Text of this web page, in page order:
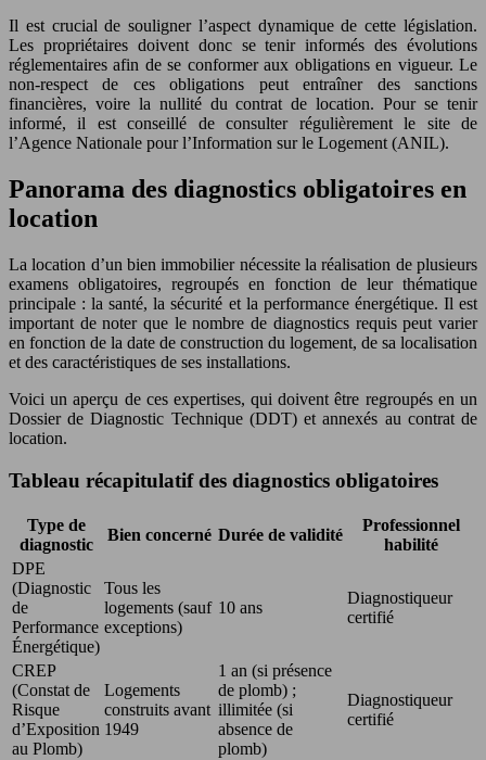
Il est crucial de souligner l’aspect dynamique de cette législation.
Les propriétaires doivent donc se tenir informés des évolutions
réglementaires afin de se conformer aux obligations en vigueur. Le
non-respect de ces obligations peut entraîner des sanctions
financières, voire la nullité du contrat de location. Pour se tenir
informé, il est conseillé de consulter régulièrement le site de
l’Agence Nationale pour l’Information sur le Logement (ANIL).
Panorama des diagnostics obligatoires en
location
La location d’un bien immobilier nécessite la réalisation de plusieurs
examens obligatoires, regroupés en fonction de leur thématique
principale : la santé, la sécurité et la performance énergétique. Il est
important de noter que le nombre de diagnostics requis peut varier
en fonction de la date de construction du logement, de sa localisation
et des caractéristiques de ses installations.
Voici un aperçu de ces expertises, qui doivent être regroupés en un
Dossier de Diagnostic Technique (DDT) et annexés au contrat de
location.
Tableau récapitulatif des diagnostics obligatoires
Type de
diagnostic
Bien concerné Durée de validité
Professionnel
habilité
DPE
(Diagnostic
de
Performance
Énergétique)
Tous les
logements (sauf
exceptions)
10 ans
Diagnostiqueur
certifié
CREP
(Constat de
Risque
d’Exposition
au Plomb)
Logements
construits avant
1949
1 an (si présence
de plomb) ;
illimitée (si
absence de
plomb)
Diagnostiqueur
certifié